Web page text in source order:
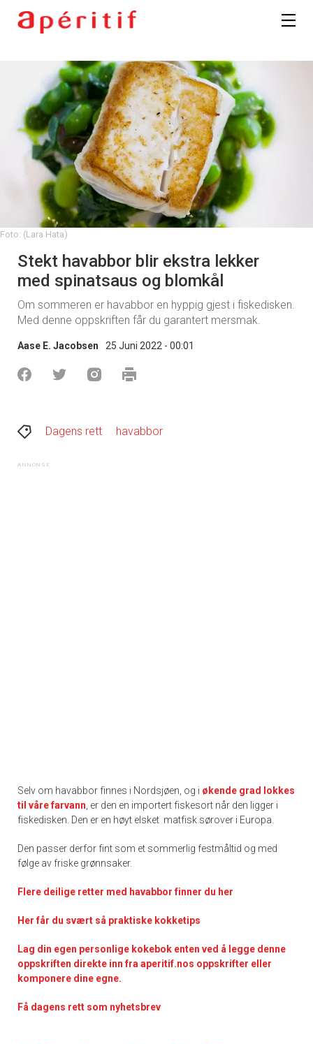
Foto: (Lara Hata)
Stekt havabbor blir ekstra lekker
med spinatsaus og blomkål
Om sommeren er havabbor en hyppig gjest i fiskedisken.
Med denne oppskriften får du garantert mersmak.
Aase E. Jacobsen 25 Juni 2022 - 00:01
Dagens rett havabbor
Selv om havabbor finnes i Nordsjøen, og i økende grad lokkes
til våre farvann , er den en importert fiskesort når den ligger i
fiskedisken. Den er en høyt elsket matfisk sørover i Europa.
Den passer derfor fint som et sommerlig festmåltid og med
følge av friske grønnsaker.
Flere deilige retter med havabbor finner du her
Her får du svært så praktiske kokketips
Lag din egen personlige kokebok enten ved å legge denne
oppskriften direkte inn fra aperitif.nos oppskrifter eller
komponere dine egne.
Få dagens rett som nyhetsbrev